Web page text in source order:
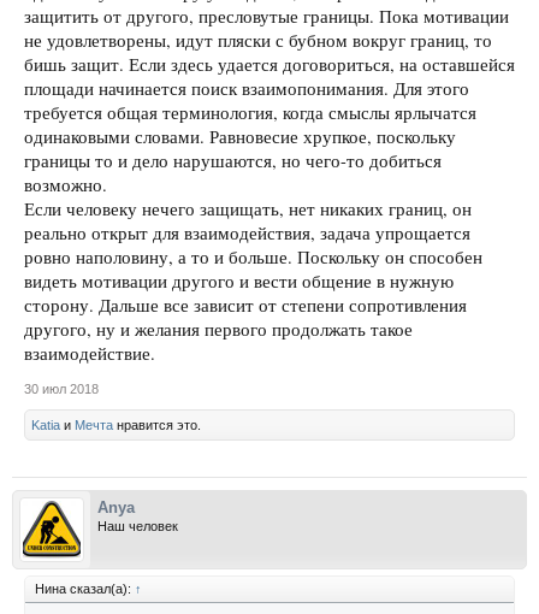
защитить от другого, пресловутые границы. Пока мотивации
не удовлетворены, идут пляски с бубном вокруг границ, то
бишь защит. Если здесь удается договориться, на оставшейся
площади начинается поиск взаимопонимания. Для этого
требуется общая терминология, когда смыслы ярлычатся
одинаковыми словами. Равновесие хрупкое, поскольку
границы то и дело нарушаются, но чего-то добиться
возможно.
Если человеку нечего защищать, нет никаких границ, он
реально открыт для взаимодействия, задача упрощается
ровно наполовину, а то и больше. Поскольку он способен
видеть мотивации другого и вести общение в нужную
сторону. Дальше все зависит от степени сопротивления
другого, ну и желания первого продолжать такое
взаимодействие.
30 июл 2018
Katia и Мечта нравится это.
Anya
Наш человек
Нина сказал(а): ↑